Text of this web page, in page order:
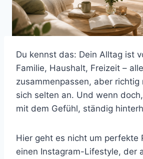
Du kennst das: Dein Alltag ist
Familie, Haushalt, Freizeit –
zusammenpassen, aber richtig
sich selten an. Und wenn
mit dem Gefühl, ständig
Hier geht es nicht um perfekte
einen Instagram-Lifestyle, der